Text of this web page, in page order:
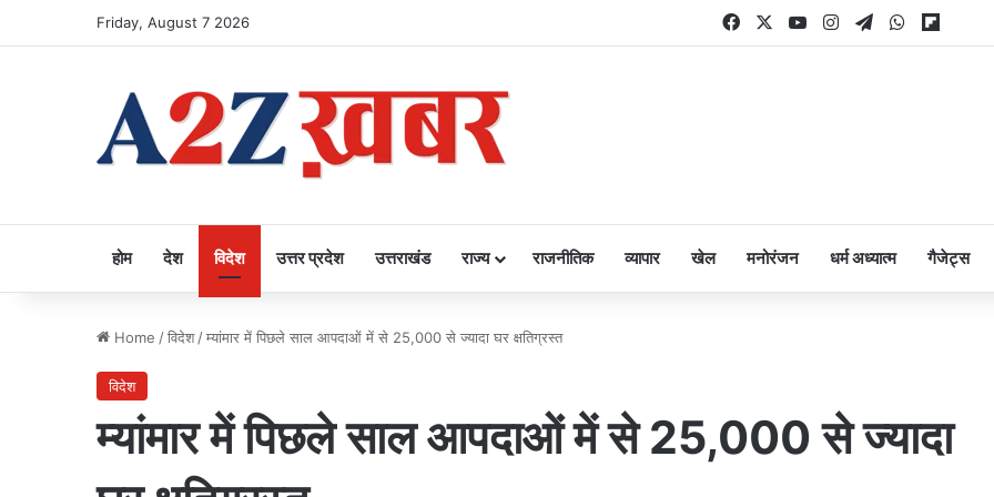
Friday, August 7 2026 FacebookYouTubeInstagram
TelegramWhatsApp
होम देश विदेश उत्तर प्रदेश उत्तराखंड राज्य राजनीतिक व्यापार खेल मनोरंजन धर्म अध्यात्म गैजेट्स
Home /विदेश /म्यांमार में पिछले साल आपदाओं में से 25,000 से ज्यादा घर क्षतिग्रस्त
विदेश
म्यांमार में पिछले साल आपदाओं में से 25,000 से ज्यादा